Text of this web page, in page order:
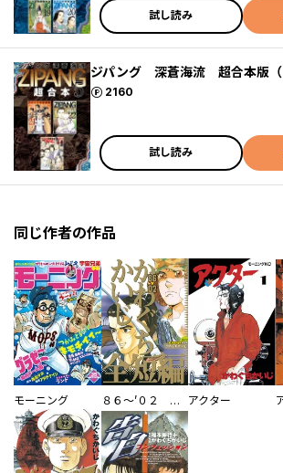
試し読み
ジパング 深蒼海流 超合本版（
2160
ポイント
試し読み
同じ作者の作品
モーニング ８６～’０２ かわぐちかいじ全短編 アクター